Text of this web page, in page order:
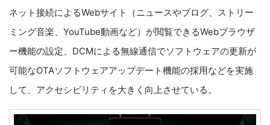
ネット接続によるWebサイト（ニュースやブログ、ストリー
ミング音楽、YouTube動画など）が閲覧できるWebブラウザ
ー機能の設定、DCMによる無線通信でソフトウェアの更新が
可能なOTAソフトウェアアップデート機能の採用などを実施
して、アクセシビリティを大きく向上させている。